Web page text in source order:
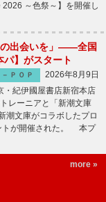
～色祭～】を開催し
の出会いを」――全国
パ】がスタート
－ＰＯＰ
2026年8月9日
紀伊國屋書店新宿本店
レーニアと「新潮文庫
潮文庫がコラボしたプロ
トが開催された。 本プ
more »